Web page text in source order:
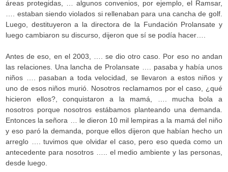
áreas protegidas, … algunos convenios, por ejemplo, el Ramsar,
…. estaban siendo violados si rellenaban para una cancha de golf.
Luego, destituyeron a la directora de la Fundación Prolansate y
luego cambiaron su discurso, dijeron que sí se podía hacer….
Antes de eso, en el 2003, …. se dio otro caso. Por eso no andan
las relaciones. Una lancha de Prolansate …. pasaba y había unos
niños …. pasaban a toda velocidad, se llevaron a estos niños y
uno de esos niños murió. Nosotros reclamamos por el caso, ¿qué
hicieron ellos?, conquistaron a la mamá, …. mucha bola a
nosotros porque nosotros estábamos planteando una demanda.
Entonces la señora … le dieron 10 mil lempiras a la mamá del niño
y eso paró la demanda, porque ellos dijeron que habían hecho un
arreglo …. tuvimos que olvidar el caso, pero eso queda como un
antecedente para nosotros ….. el medio ambiente y las personas,
desde luego.